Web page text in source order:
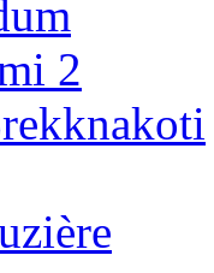
2